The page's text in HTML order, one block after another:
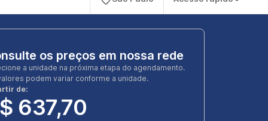
os preços em nossa rede
a unidade na próxima etapa do agendamento.
podem variar conforme a unidade.
de:
637,70